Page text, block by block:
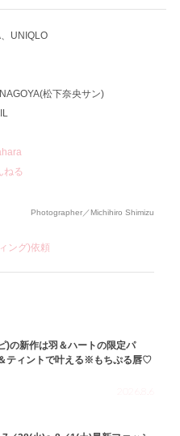
UNIQLO
松下奈央サン)
ねる
Photographer／Michihiro Shimizu
ング)依頼
)の新作は羽＆ハートの限定パ
ティントで叶える※もちぷる唇♡